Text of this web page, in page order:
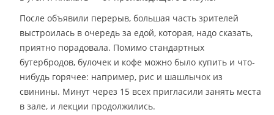
После объявили перерыв, большая часть зрителей
выстроилась в очередь за едой, которая, надо сказать,
приятно порадовала. Помимо стандартных
бутербродов, булочек и кофе можно было купить и что-
нибудь горячее: например, рис и шашлычок из
свинины. Минут через 15 всех пригласили занять места
в зале, и лекции продолжились.